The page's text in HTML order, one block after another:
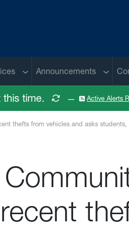
Sub menu
Announcements Sub
time. — Active Alerts
thefts from vehicles and asks